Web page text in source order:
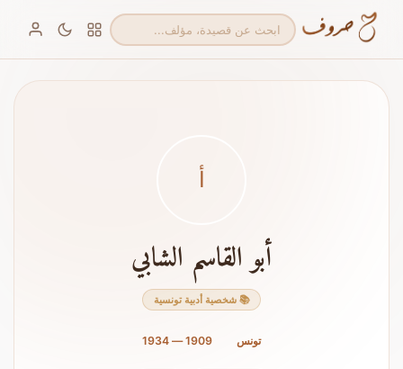
أ
أبو القاسم الشابي
📚 شخصية أدبية تونسية
تونس 1909 — 1934